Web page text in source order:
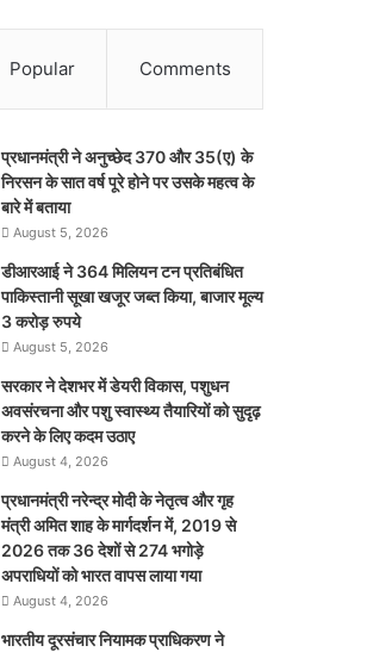
Popular Comments
प्रधानमंत्री ने अनुच्छेद 370 और 35(ए) के
निरसन के सात वर्ष पूरे होने पर उसके महत्व के
बारे में बताया
August 5, 2026
डीआरआई ने 364 मिलियन टन प्रतिबंधित
पाकिस्तानी सूखा खजूर जब्त किया, बाजार मूल्य
3 करोड़ रुपये
August 5, 2026
सरकार ने देशभर में डेयरी विकास, पशुधन
अवसंरचना और पशु स्वास्थ्य तैयारियों को सुदृढ़
करने के लिए कदम उठाए
August 4, 2026
प्रधानमंत्री नरेन्द्र मोदी के नेतृत्व और गृह
मंत्री अमित शाह के मार्गदर्शन में, 2019 से
2026 तक 36 देशों से 274 भगोड़े
अपराधियों को भारत वापस लाया गया
August 4, 2026
भारतीय दूरसंचार नियामक प्राधिकरण ने